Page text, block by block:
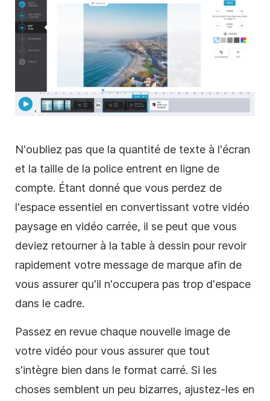
N'oubliez pas que la quantité de texte à l'écran
et la taille de la police entrent en ligne de
compte. Étant donné que vous perdez de
l'espace essentiel en convertissant votre vidéo
paysage en vidéo carrée, il se peut que vous
deviez retourner à la table à dessin pour revoir
rapidement votre message de marque afin de
vous assurer qu'il n'occupera pas trop d'espace
dans le cadre.
Passez en revue chaque nouvelle image de
votre vidéo pour vous assurer que tout
s'intègre bien dans le format carré. Si les
choses semblent un peu bizarres, ajustez-les en